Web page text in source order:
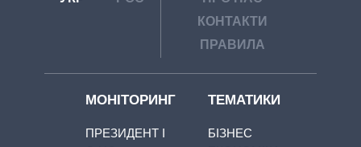
КОНТАКТИ
ПРАВИЛА
МОНІТОРИНГ
ПРЕЗИДЕНТ І
ТЕМАТИКИ
БІЗНЕС